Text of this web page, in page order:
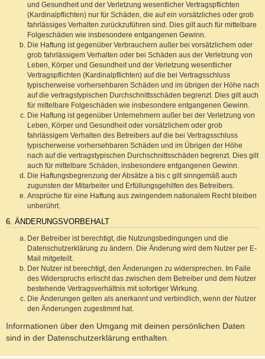
und Gesundheit und der Verletzung wesentlicher Vertragspflichten
(Kardinalpflichten) nur für Schäden, die auf ein vorsätzliches oder grob
fahrlässiges Verhalten zurückzuführen sind. Dies gilt auch für mittelbare
Folgeschäden wie insbesondere entgangenen Gewinn.
Die Haftung ist gegenüber Verbrauchern außer bei vorsätzlichem oder
grob fahrlässigem Verhalten oder bei Schäden aus der Verletzung von
Leben, Körper und Gesundheit und der Verletzung wesentlicher
Vertragspflichten (Kardinalpflichten) auf die bei Vertragsschluss
typischerweise vorhersehbaren Schäden und im übrigen der Höhe nach
auf die vertragstypischen Durchschnittsschäden begrenzt. Dies gilt auch
für mittelbare Folgeschäden wie insbesondere entgangenen Gewinn.
Die Haftung ist gegenüber Unternehmern außer bei der Verletzung von
Leben, Körper und Gesundheit oder vorsätzlichem oder grob
fahrlässigem Verhalten des Betreibers auf die bei Vertragsschluss
typischerweise vorhersehbaren Schäden und im Übrigen der Höhe
nach auf die vertragstypischen Durchschnittsschäden begrenzt. Dies gilt
auch für mittelbare Schäden, insbesondere entgangenen Gewinn.
Die Haftungsbegrenzung der Absätze a bis c gilt sinngemäß auch
zugunsten der Mitarbeiter und Erfüllungsgehilfen des Betreibers.
Ansprüche für eine Haftung aus zwingendem nationalem Recht bleiben
unberührt.
6. ÄNDERUNGSVORBEHALT
Der Betreiber ist berechtigt, die Nutzungsbedingungen und die
Datenschutzerklärung zu ändern. Die Änderung wird dem Nutzer per E-
Mail mitgeteilt.
Der Nutzer ist berechtigt, den Änderungen zu widersprechen. Im Falle
des Widerspruchs erlischt das zwischen dem Betreiber und dem Nutzer
bestehende Vertragsverhältnis mit sofortiger Wirkung.
Die Änderungen gelten als anerkannt und verbindlich, wenn der Nutzer
den Änderungen zugestimmt hat.
Informationen über den Umgang mit deinen persönlichen Daten
sind in der Datenschutzerklärung enthalten.